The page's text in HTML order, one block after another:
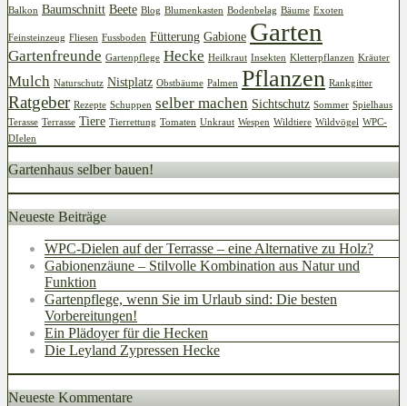
Balkon Baumschnitt Beete Blog Blumenkasten Bodenbelag Bäume Exoten
Feinsteinzeug Fliesen Fussboden Fütterung Gabione Garten
Gartenfreunde Gartenpflege Hecke Heilkraut Insekten Kletterpflanzen Kräuter
Mulch Naturschutz Nistplatz Obstbäume Palmen Pflanzen Rankgitter
Ratgeber Rezepte Schuppen selber machen Sichtschutz Sommer Spielhaus
Terasse Terrasse Tiere Tierrettung Tomaten Unkraut Wespen Wildtiere Wildvögel WPC-
DIelen
Gartenhaus selber bauen!
Neueste Beiträge
WPC-Dielen auf der Terrasse – eine Alternative zu Holz?
Gabionenzäune – Stilvolle Kombination aus Natur und
Funktion
Gartenpflege, wenn Sie im Urlaub sind: Die besten
Vorbereitungen!
Ein Plädoyer für die Hecken
Die Leyland Zypressen Hecke
Neueste Kommentare